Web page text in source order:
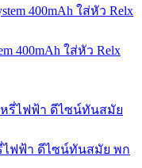
400mAh ใส่หัว Relx
รี่ไฟฟ้า ดีไซน์ทันสมัย พก